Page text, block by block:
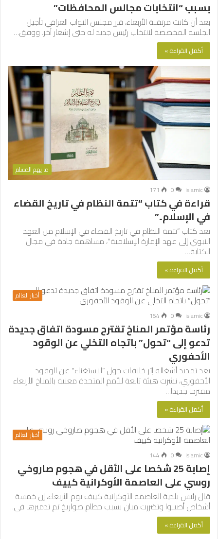
بسبب “انتخابات مجالس المحافظات”
بعد أن كانت مرتقبة الأربعاء، قرر مجلس النواب العراقي تأجيل
الجلسة المخصصة لانتخاب رئيس جديد له حتى إشعار آخر. ووفق…
أكمل القراءة »
ما يهم المسلم
islamic
0
171
قراءة في كتاب “تتمة النظام في تاريخ القضاء
في الإسلام..”
يعد كتاب “تتمة النظام في تاريخ القضاء في الإسلام من العهد
النبوي إلى عهد الإمارة الإسلامية”، مساهمة جادة في مجال
الكتابة…
أكمل القراءة »
أخبار العالم
islamic
0
154
رئاسة مؤتمر المناخ تقترح مسودة اتفاق جديدة
تدعو إلى “تحول” باتجاه التخلي عن الوقود
الأحفوري
بعد تمديد أشغاله إثر خلافات حول “الاستغناء” عن الوقود
الأحفوري، نشرت هيئة تابعة للأمم المتحدة معنية بالمناخ الأربعاء
مقترحا جديدا…
أكمل القراءة »
أخبار العالم
islamic
0
144
إصابة 25 شخصا على الأقل في هجوم صاروخي
روسي على العاصمة الأوكرانية كييف
قال رئيس بلدية العاصمة الأوكرانية كييف يوم الأربعاء، إن خمسة
أشخاص أصيبوا وتضررت مبان بسبب حطام صواريخ تم تدميرها في…
أكمل القراءة »